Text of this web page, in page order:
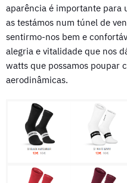
aparência é importante para
as testámos num túnel de
sentirmo-nos bem e
alegria e vitalidade que nos
watts que possamos poupar
aerodinâmicas.